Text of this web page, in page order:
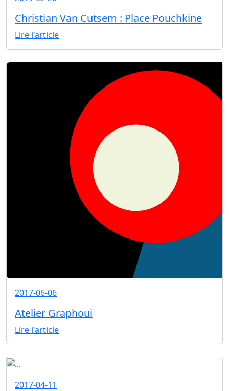
Christian Van Cutsem : Place Pouchkine
Lire l'article
2017-06-06
Atelier Graphoui
Lire l'article
2017-04-11